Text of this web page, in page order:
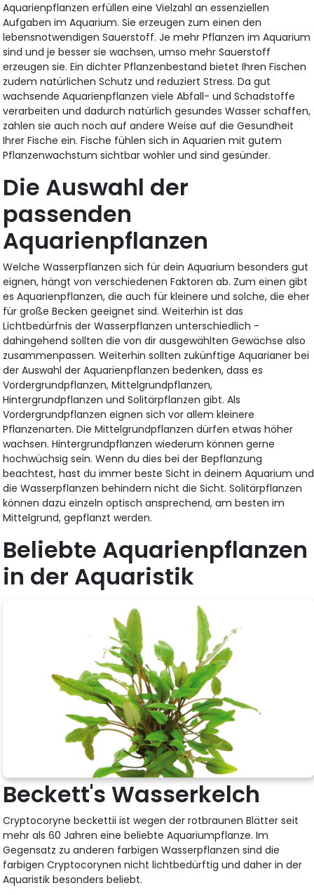
Aquarienpflanzen erfüllen eine Vielzahl an essenziellen
Aufgaben im Aquarium. Sie erzeugen zum einen den
lebensnotwendigen Sauerstoff. Je mehr Pflanzen im Aquarium
sind und je besser sie wachsen, umso mehr Sauerstoff
erzeugen sie. Ein dichter Pflanzenbestand bietet Ihren Fischen
zudem natürlichen Schutz und reduziert Stress. Da gut
wachsende Aquarienpflanzen viele Abfall- und Schadstoffe
verarbeiten und dadurch natürlich gesundes Wasser schaffen,
zahlen sie auch noch auf andere Weise auf die Gesundheit
Ihrer Fische ein. Fische fühlen sich in Aquarien mit gutem
Pflanzenwachstum sichtbar wohler und sind gesünder.
Die Auswahl der
passenden
Aquarienpflanzen
Welche Wasserpflanzen sich für dein Aquarium besonders gut
eignen, hängt von verschiedenen Faktoren ab. Zum einen gibt
es Aquarienpflanzen, die auch für kleinere und solche, die eher
für große Becken geeignet sind. Weiterhin ist das
Lichtbedürfnis der Wasserpflanzen unterschiedlich -
dahingehend sollten die von dir ausgewählten Gewächse also
zusammenpassen. Weiterhin sollten zukünftige Aquarianer bei
der Auswahl der Aquarienpflanzen bedenken, dass es
Vordergrundpflanzen, Mittelgrundpflanzen,
Hintergrundpflanzen und Solitärpflanzen gibt. Als
Vordergrundpflanzen eignen sich vor allem kleinere
Pflanzenarten. Die Mittelgrundpflanzen dürfen etwas höher
wachsen. Hintergrundpflanzen wiederum können gerne
hochwüchsig sein. Wenn du dies bei der Bepflanzung
beachtest, hast du immer beste Sicht in deinem Aquarium und
die Wasserpflanzen behindern nicht die Sicht. Solitärpflanzen
können dazu einzeln optisch ansprechend, am besten im
Mittelgrund, gepflanzt werden.
Beliebte Aquarienpflanzen
in der Aquaristik
Beckett's Wasserkelch
Cryptocoryne beckettii ist wegen der rotbraunen Blätter seit
mehr als 60 Jahren eine beliebte Aquariumpflanze. Im
Gegensatz zu anderen farbigen Wasserpflanzen sind die
farbigen Cryptocorynen nicht lichtbedürftig und daher in der
Aquaristik besonders beliebt.